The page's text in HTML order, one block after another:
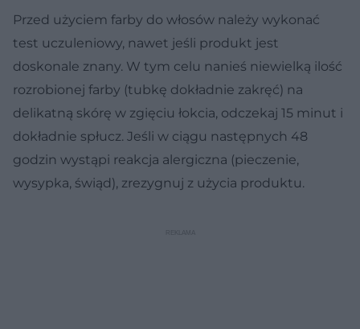
Przed użyciem farby do włosów należy wykonać
test uczuleniowy, nawet jeśli produkt jest
doskonale znany. W tym celu nanieś niewielką ilość
rozrobionej farby (tubkę dokładnie zakręć) na
delikatną skórę w zgięciu łokcia, odczekaj 15 minut i
dokładnie spłucz. Jeśli w ciągu następnych 48
godzin wystąpi reakcja alergiczna (pieczenie,
wysypka, świąd), zrezygnuj z użycia produktu.